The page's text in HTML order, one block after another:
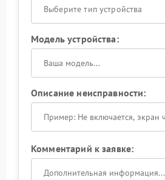
Выберите тип устройства
Модель устройства:
Описание неисправности:
Комментарий к заявке: